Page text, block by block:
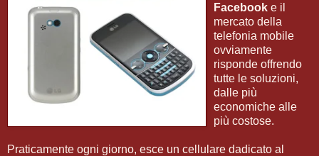
Facebook e il
mercato della
telefonia mobile
ovviamente
risponde offrendo
tutte le soluzioni,
dalle più
economiche alle
più costose.
Praticamente ogni giorno, esce un cellulare dadicato al